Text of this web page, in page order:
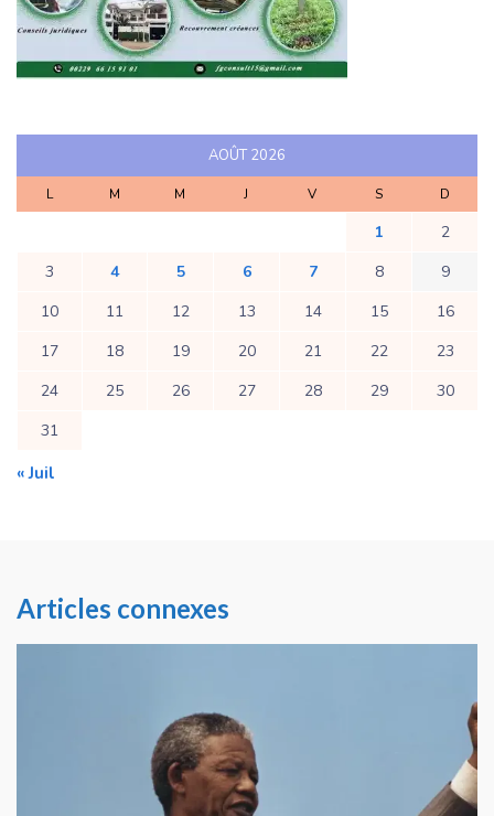
AOÛT 2026
L M M J V S D
1
2
3
4 5 6 7 8
9
10
11 12 13 14 15
16
17
18 19 20 21 22
23
24
25 26 27 28 29
30
31
« Juil
Articles connexes